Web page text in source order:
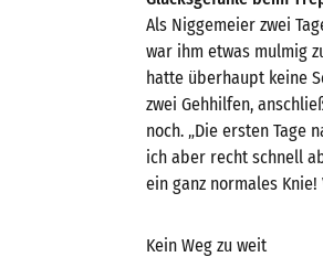
Als Niggemeier zwei
war ihm etwas mulmig
hatte überhaupt keine
zwei Gehhilfen,
noch. „Die ersten Tage
ich aber recht schnell
ein ganz normales
Kein Weg zu weit